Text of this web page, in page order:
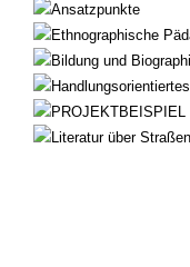
Ansatzpunkte
Ethnographische
Bildung und
Literatur über